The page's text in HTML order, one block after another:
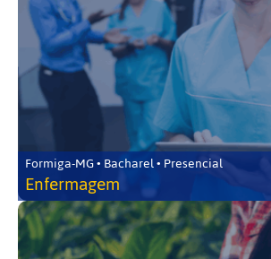
Formiga-MG • Bacharel • Presencial
Enfermagem